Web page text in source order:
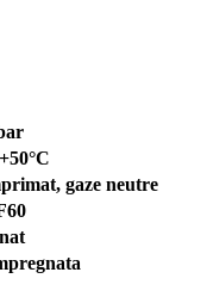
gaze neutre